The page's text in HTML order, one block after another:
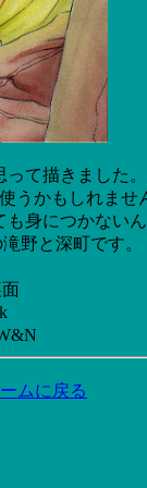
て描きました。
うかもしれませ
も身につかないん
野と深町です。
ムに戻る